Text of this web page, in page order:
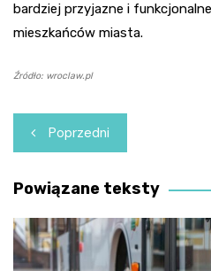
bardziej przyjazne i
mieszkańców miasta.
Źródło: wroclaw.pl
Nawigacja
wpisu
Poprzedni
Powiązane teksty